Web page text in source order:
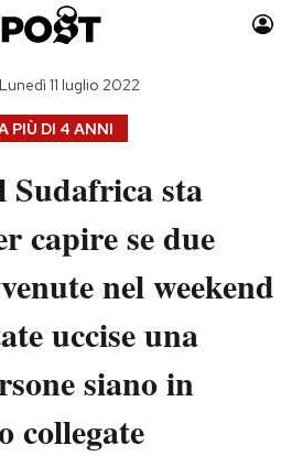
Auto
Moda
Consumismi
Storie/Idee
Media
Europa
Mondiali calcio 2026
PIÙ DI 4 ANNI
Lunedì 11 luglio 2022
Sudafrica sta
capire se due
nel weekend
uccise una
siano in
collegate